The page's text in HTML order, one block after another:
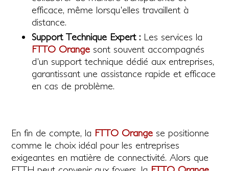
efficace, même lorsqu'elles travaillent à
distance.
Support Technique Expert : Les services la
FTTO Orange sont souvent accompagnés
d'un support technique dédié aux entreprises,
garantissant une assistance rapide et efficace
en cas de problème.
En fin de compte, la FTTO Orange se positionne
comme le choix idéal pour les entreprises
exigeantes en matière de connectivité. Alors que